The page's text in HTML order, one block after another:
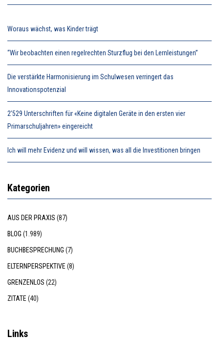
Woraus wächst, was Kinder trägt
“Wir beobachten einen regelrechten Sturzflug bei den Lernleistungen”
Die verstärkte Harmonisierung im Schulwesen verringert das
Innovationspotenzial
2’529 Unterschriften für «Keine digitalen Geräte in den ersten vier
Primarschuljahren» eingereicht
Ich will mehr Evidenz und will wissen, was all die Investitionen bringen
Kategorien
AUS DER PRAXIS (87)
BLOG (1.989)
BUCHBESPRECHUNG (7)
ELTERNPERSPEKTIVE (8)
GRENZENLOS (22)
ZITATE (40)
Links